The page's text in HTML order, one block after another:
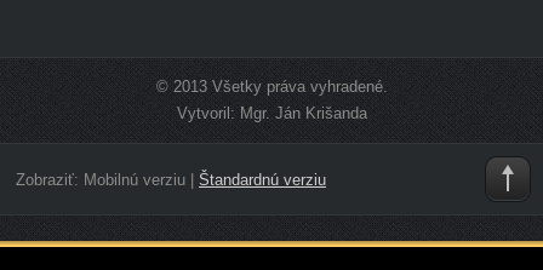
© 2013 Všetky práva vyhradené.
Vytvoril: Mgr. Ján Krišanda
Zobraziť: Mobilnú verziu| Štandardnú verziu